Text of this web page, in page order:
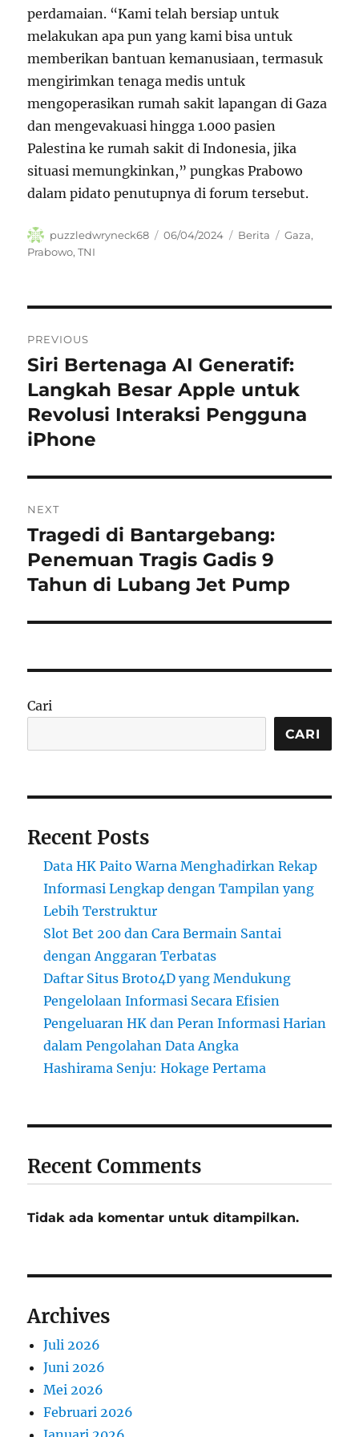
perdamaian. “Kami telah bersiap untuk
melakukan apa pun yang kami bisa untuk
memberikan bantuan kemanusiaan, termasuk
mengirimkan tenaga medis untuk
mengoperasikan rumah sakit lapangan di Gaza
dan mengevakuasi hingga 1.000 pasien
Palestina ke rumah sakit di Indonesia, jika
situasi memungkinkan,” pungkas Prabowo
dalam pidato penutupnya di forum tersebut.
Author
puzzledwryneck68
Posted
06/04/2024 Categories
Berita Tags
Gaza,
Prabowo,TNI
pos
PREVIOUS
Previous
post:
Siri Bertenaga AI Generatif:
Langkah Besar Apple untuk
Revolusi Interaksi Pengguna
iPhone
NEXT
Next
post:
Tragedi di Bantargebang:
Penemuan Tragis Gadis 9
Tahun di Lubang Jet Pump
Cari
CARI
Recent Posts
Data HK Paito Warna Menghadirkan Rekap
Informasi Lengkap dengan Tampilan yang
Lebih Terstruktur
Slot Bet 200 dan Cara Bermain Santai
dengan Anggaran Terbatas
Daftar Situs Broto4D yang Mendukung
Pengelolaan Informasi Secara Efisien
Pengeluaran HK dan Peran Informasi Harian
dalam Pengolahan Data Angka
Hashirama Senju: Hokage Pertama
Recent Comments
Tidak ada komentar untuk ditampilkan.
Archives
Juli 2026
Juni 2026
Mei 2026
Februari 2026